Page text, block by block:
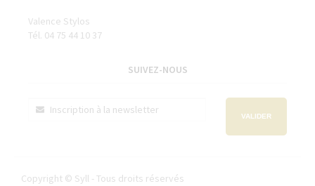
Valence Stylos
Tél. 04 75 44 10 37
SUIVEZ-NOUS
VALIDER
Copyright © Syll - Tous droits réservés